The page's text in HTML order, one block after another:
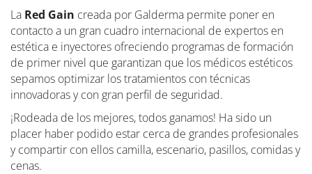
La Red Gain creada por Galderma permite poner en
contacto a un gran cuadro internacional de expertos en
estética e inyectores ofreciendo programas de formación
de primer nivel que garantizan que los médicos estéticos
sepamos optimizar los tratamientos con técnicas
innovadoras y con gran perfil de seguridad.
¡Rodeada de los mejores, todos ganamos! Ha sido un
placer haber podido estar cerca de grandes profesionales
y compartir con ellos camilla, escenario, pasillos, comidas y
cenas.